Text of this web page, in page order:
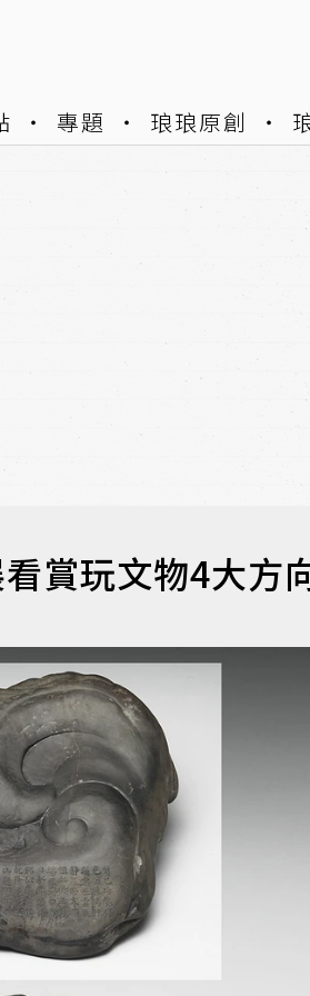
專題 琅琅原創
賞玩文物4大方